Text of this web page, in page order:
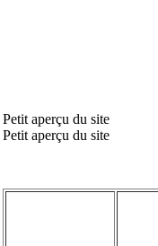
Petit aperçu du site
Petit aperçu du site